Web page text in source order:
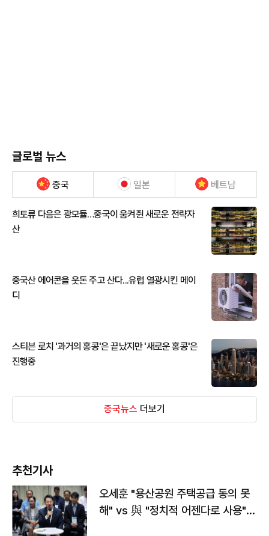
글로벌 뉴스
중국 일본 베트남
희토류 다음은 광모듈…중국이 움켜쥔 새로운 전략자
산
중국산 에어콘을 웃돈 주고 산다...유럽 열광시킨 메이
디
스티븐 로치 '과거의 홍콩'은 끝났지만 '새로운 홍콩'은
진행중
중국뉴스 더보기
추천기사
오세훈 "용산공원 주택공급 동의 못
해" vs 與 "정치적 어젠다로 사용"